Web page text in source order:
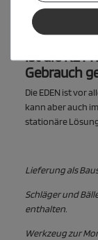
Ja, die EDEN
geliefert, die
vandalismussicher
Ist die
Gebrauch
Die EDEN ist vor
kann aber auch
stationäre
Lieferung als
Schläger und
enthalten.
Werkzeug zur